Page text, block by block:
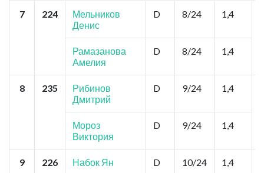
7 224
Мельников
Денис
D 8/24 1,4
Рамазанова
Амелия
D 8/24 1,4
8 235
Рибинов
Дмитрий
D 9/24 1,4
Мороз
Виктория
D 9/24 1,4
9 226 Набок Ян D 10/24 1,4